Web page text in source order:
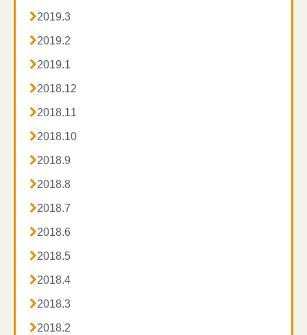
2019.3
2019.2
2019.1
2018.12
2018.11
2018.10
2018.9
2018.8
2018.7
2018.6
2018.5
2018.4
2018.3
2018.2